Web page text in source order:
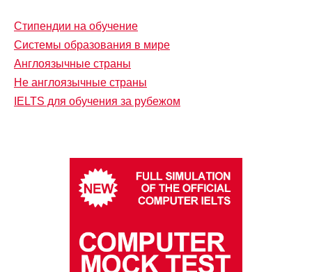
Стипендии на обучение
Системы образования в мире
Англоязычные страны
Не англоязычные страны
IELTS для обучения за рубежом